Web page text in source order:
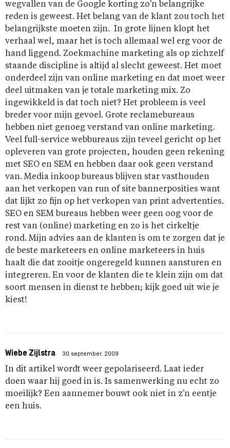
wegvallen van de Google korting zo'n belangrijke
reden is geweest. Het belang van de klant zou toch het
belangrijkste moeten zijn. In grote lijnen klopt het
verhaal wel, maar het is toch allemaal wel erg voor de
hand liggend. Zoekmachine marketing als op zichzelf
staande discipline is altijd al slecht geweest. Het moet
onderdeel zijn van online marketing en dat moet weer
deel uitmaken van je totale marketing mix. Zo
ingewikkeld is dat toch niet? Het probleem is veel
breder voor mijn gevoel. Grote reclamebureaus
hebben niet genoeg verstand van online marketing.
Veel full-service webbureaus zijn teveel gericht op het
opleveren van grote projecten, houden geen rekening
met SEO en SEM en hebben daar ook geen verstand
van. Media inkoop bureaus blijven star vasthouden
aan het verkopen van run of site bannerposities want
dat lijkt zo fijn op het verkopen van print advertenties.
SEO en SEM bureaus hebben weer geen oog voor de
rest van (online) marketing en zo is het cirkeltje
rond. Mijn advies aan de klanten is om te zorgen dat je
de beste marketeers en online marketeers in huis
haalt die dat zooitje ongeregeld kunnen aansturen en
integreren. En voor de klanten die te klein zijn om dat
soort mensen in dienst te hebben; kijk goed uit wie je
kiest!
Wiebe Zijlstra 30 september, 2009
In dit artikel wordt weer gepolariseerd. Laat ieder
doen waar hij goed in is. Is samenwerking nu echt zo
moeilijk? Een aannemer bouwt ook niet in z'n eentje
een huis.